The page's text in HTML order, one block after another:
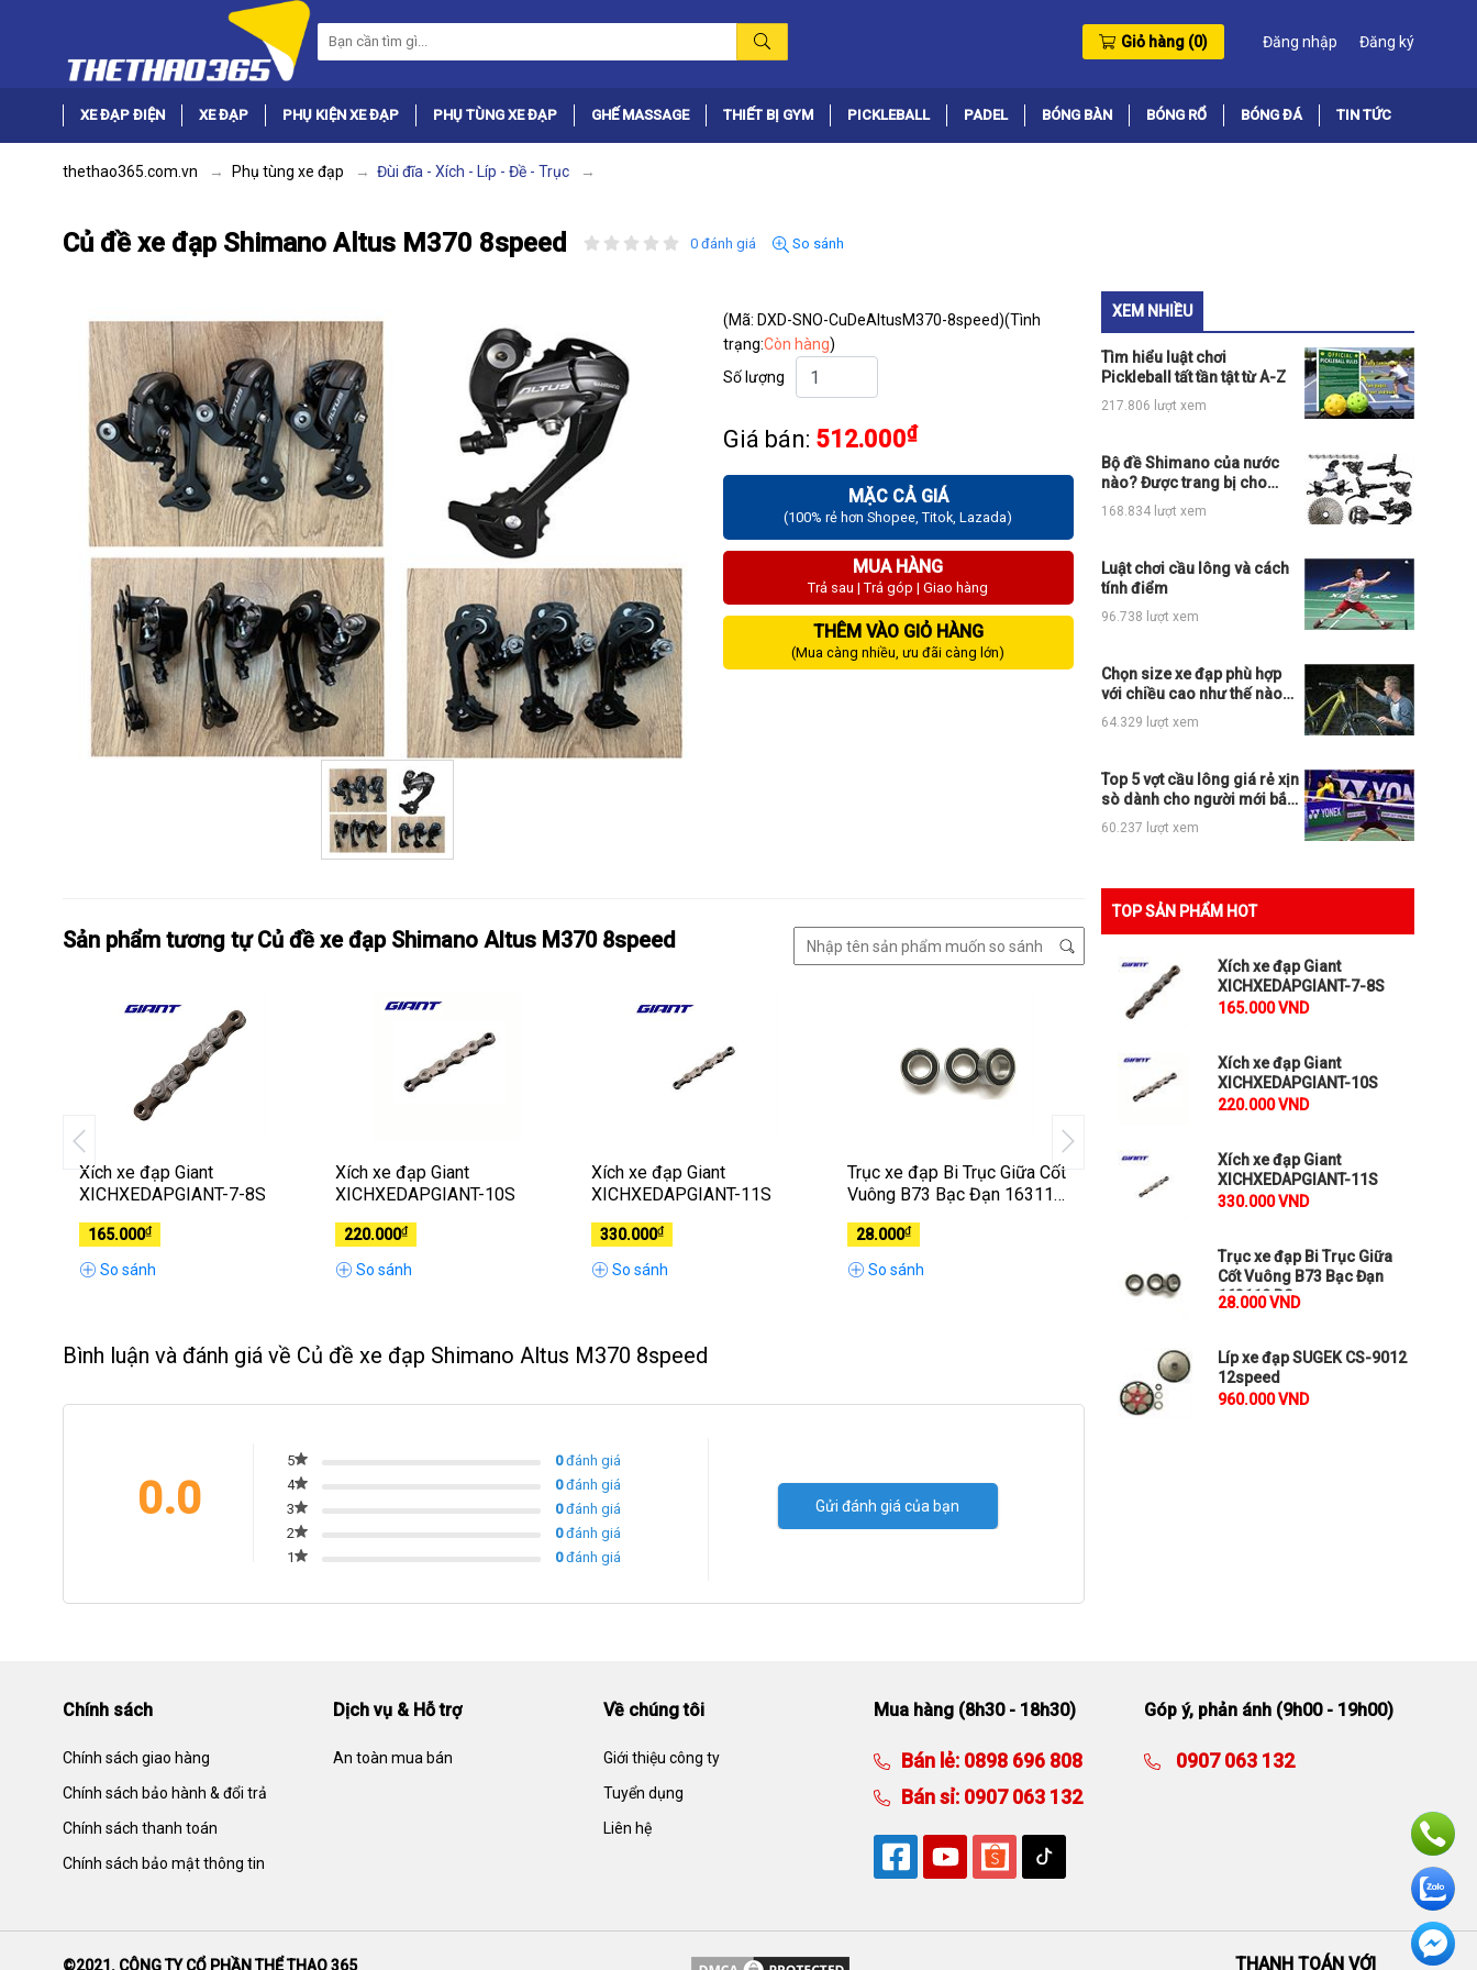
Giỏ hàng (0) Đăng nhập Đăng ký
XE ĐẠP ĐIỆN XE ĐẠP PHỤ KIỆN XE ĐẠP PHỤ TÙNG XE ĐẠP GHẾ MASSAGE THIẾT BỊ GYM PICKLEBALL PADEL BÓNG BÀN BÓNG RỔ BÓNG ĐÁ TIN TỨC
thethao365.com.vn Phụ tùng xe đạp Đùi đĩa - Xích - Líp - Đề - Trục
Củ đề xe đạp Shimano Altus M370 8speed 0 đánh giá So sánh
(Mã: DXD-SNO-CuDeAltusM370-8speed)(Tình
trạng:Còn hàng)
Số lượng
Giá bán: 512.000₫
MẶC CẢ GIÁ
(100% rẻ hơn Shopee, Titok, Lazada)
MUA HÀNG
Trả sau | Trả góp | Giao hàng
THÊM VÀO GIỎ HÀNG
(Mua càng nhiều, ưu đãi càng lớn)
Sản phẩm tương tự Củ đề xe đạp Shimano Altus M370 8speed
Xích xe đạp Giant
XICHXEDAPGIANT-7-8S
165.000₫
So sánh
Xích xe đạp Giant
XICHXEDAPGIANT-10S
220.000₫
So sánh
Xích xe đạp Giant
XICHXEDAPGIANT-11S
330.000₫
So sánh
Trục xe đạp Bi Trục Giữa Cốt
Vuông B73 Bạc Đạn 163110
28.000₫
So sánh
Líp xe đạp SUGEK CS-9012
12speed
So sánh
Tay đề xe đạp
So sánh
Bình luận và đánh giá về Củ đề xe đạp Shimano Altus M370 8speed
0.0
5 0đánh giá
4
0đánh giá
3
0đánh giá
2
0đánh giá
1
0đánh giá
Gửi đánh giá của bạn
XEM NHIỀU
Tìm hiểu luật chơi
Pickleball tất tần tật từ A-Z
217.806 lượt xem
Bộ đề Shimano của nước
nào? Được trang bị cho
những loại xe đạp thể thao
168.834 lượt xem
Luật chơi cầu lông và cách
tính điểm
96.738 lượt xem
Chọn size xe đạp phù hợp
với chiều cao như thế nào
cho đúng?
64.329 lượt xem
Top 5 vợt cầu lông giá rẻ xịn
sò dành cho người mới bắt
đầu
60.237 lượt xem
TOP SẢN PHẨM HOT
Xích xe đạp Giant
XICHXEDAPGIANT-7-8S
165.000 VND
Xích xe đạp Giant
XICHXEDAPGIANT-10S
220.000 VND
Xích xe đạp Giant
XICHXEDAPGIANT-11S
330.000 VND
Trục xe đạp Bi Trục Giữa
Cốt Vuông B73 Bạc Đạn
163110 RS
28.000 VND
Líp xe đạp SUGEK CS-9012
12speed
960.000 VND
Chính sách
Chính sách giao hàng
Chính sách bảo hành & đổi trả
Chính sách thanh toán
Chính sách bảo mật thông tin
Dịch vụ & Hỗ trợ
An toàn mua bán
Về chúng tôi
Giới thiệu công ty
Tuyển dụng
Liên hệ
Mua hàng (8h30 - 18h30)
Bán lẻ: 0898 696 808
Bán sỉ: 0907 063 132
Góp ý, phản ánh (9h00 - 19h00)
0907 063 132
©2021. CÔNG TY CỔ PHẦN THỂ THAO 365 THANH TOÁN VỚI